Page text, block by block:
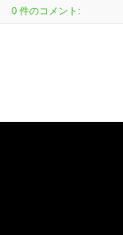
0 件のコメント: